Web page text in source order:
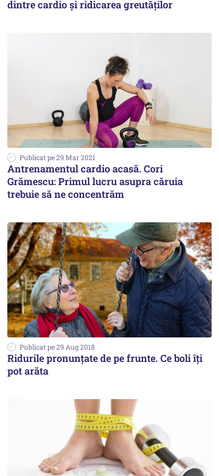
dintre cardio și ridicarea greutăților
Publicat pe 29 Mar 2021
Antrenamentul cardio acasă. Cori
Grămescu: Primul lucru asupra căruia
trebuie să ne concentrăm
Publicat pe 29 Aug 2018
Ridurile pronunţate de pe frunte. Ce boli îți
pot arăta